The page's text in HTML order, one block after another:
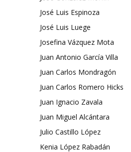
José Luis Espinoza
José Luis Luege
Josefina Vázquez Mota
Juan Antonio García Villa
Juan Carlos Mondragón
Juan Carlos Romero Hicks
Juan Ignacio Zavala
Juan Miguel Alcántara
Julio Castillo López
Kenia López Rabadán